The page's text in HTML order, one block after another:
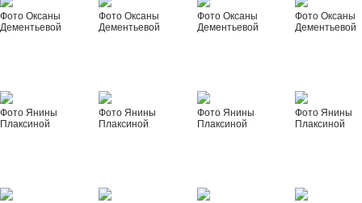
Фото Оксаны
Дементьевой
Фото Оксаны
Дементьевой
Фото Оксаны
Дементьевой
Фото Оксаны
Дементьевой
Фото Янины
Плаксиной
Фото Янины
Плаксиной
Фото Янины
Плаксиной
Фото Янины
Плаксиной